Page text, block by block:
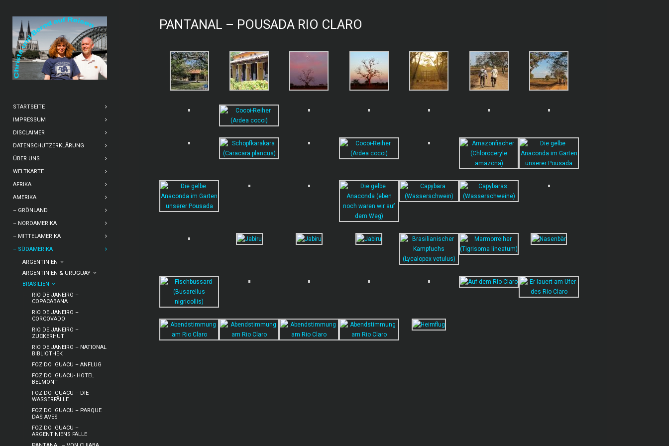
STARTSEITE
IMPRESSUM
DISCLAIMER
DATENSCHUTZERKLÄRUNG
ÜBER UNS
WELTKARTE
AFRIKA
AMERIKA
– GRÖNLAND
– NORDAMERIKA
– MITTELAMERIKA
– SÜDAMERIKA
ARGENTINIEN
ARGENTINIEN & URUGUAY
BRASILIEN
RIO DE JANEIRO –
COPACABANA
RIO DE JANEIRO –
CORCOVADO
RIO DE JANEIRO –
ZUCKERHUT
RIO DE JANEIRO – NATIONAL
BIBLIOTHEK
FOZ DO IGUACU – ANFLUG
FOZ DO IGUACU- HOTEL
BELMONT
FOZ DO IGUACU – DIE
WASSERFÄLLE
FOZ DO IGUACU – PARQUE
DAS AVES
FOZ DO IGUACU –
ARGENTINIENS FÄLLE
PANTANAL – POUSADA RIO CLARO